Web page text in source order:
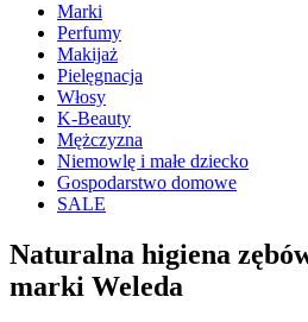
Marki
Perfumy
Makijaż
Pielęgnacja
Włosy
K-Beauty
Mężczyzna
Niemowlę i małe dziecko
Gospodarstwo domowe
SALE
Naturalna higiena
marki Weleda